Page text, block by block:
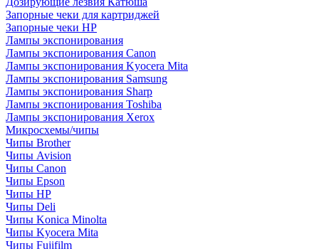
Запорные чеки для картриджей
Запорные чеки HP
Лампы экспонирования
Лампы экспонирования Canon
Лампы экспонирования Kyocera Mita
Лампы экспонирования Samsung
Лампы экспонирования Sharp
Лампы экспонирования Toshiba
Лампы экспонирования Xerox
Микросхемы/чипы
Чипы Brother
Чипы Avision
Чипы Canon
Чипы Epson
Чипы HP
Чипы Deli
Чипы Konica Minolta
Чипы Kyocera Mita
Чипы Fujifilm